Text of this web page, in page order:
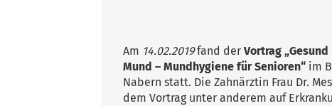
Am 14.02.2019fand der Vortrag
Mund – Mundhygiene für Senioren“ im
Nabern statt. Die Zahnärztin Frau Dr.
dem Vortrag unter anderem auf